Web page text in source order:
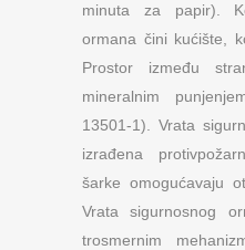
minuta za papir).
ormana čini kućište,
Prostor između
mineralnim
13501-1). Vrata
izrađena
šarke omogućavaju
Vrata sigurnosnog
trosmernim